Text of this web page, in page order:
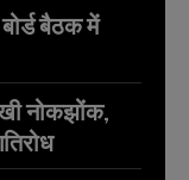
बैठक में
नोकझोंक,